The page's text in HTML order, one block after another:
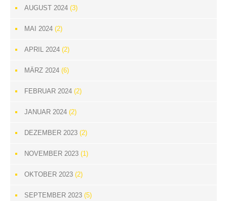
AUGUST 2024 (3)
MAI 2024 (2)
APRIL 2024 (2)
MÄRZ 2024 (6)
FEBRUAR 2024 (2)
JANUAR 2024 (2)
DEZEMBER 2023 (2)
NOVEMBER 2023 (1)
OKTOBER 2023 (2)
SEPTEMBER 2023 (5)